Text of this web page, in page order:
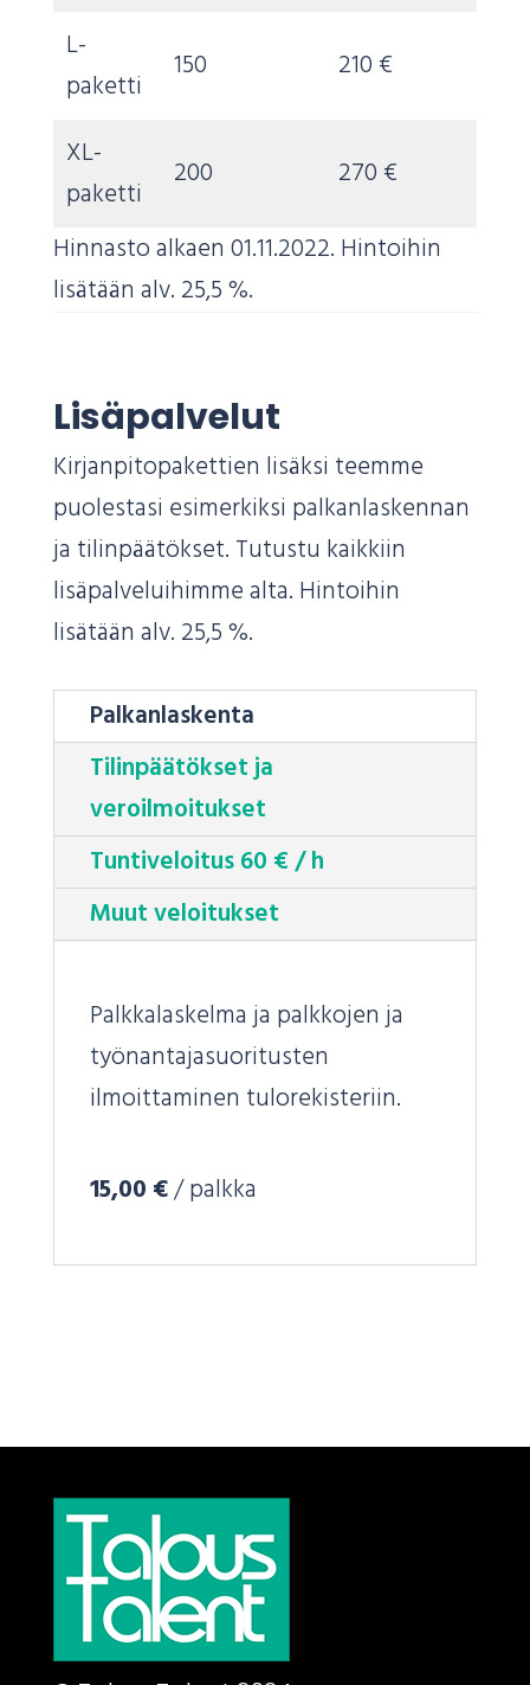
L-
paketti
150 210 €
XL-
paketti
200 270 €
Hinnasto alkaen 01.11.2022. Hintoihin
lisätään alv. 25,5 %.
Lisäpalvelut
Kirjanpitopakettien lisäksi teemme
puolestasi esimerkiksi palkanlaskennan
ja tilinpäätökset. Tutustu kaikkiin
lisäpalveluihimme alta. Hintoihin
lisätään alv. 25,5 %.
Palkanlaskenta
Tilinpäätökset ja
veroilmoitukset
Tuntiveloitus 60 € / h
Muut veloitukset
Palkkalaskelma ja palkkojen ja
työnantajasuoritusten
ilmoittaminen tulorekisteriin.
15,00 €/ palkka